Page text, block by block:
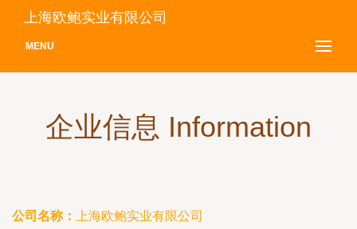
上海欧鲍实业有限公司
MENU
企业信息 Information
公司名称： 上海欧鲍实业有限公司